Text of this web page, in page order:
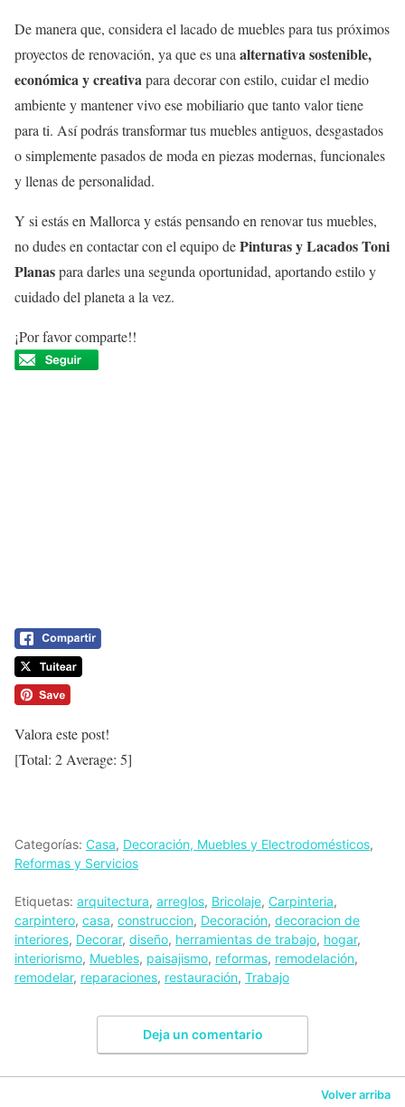
De manera que, considera el lacado de muebles para tus próximos
proyectos de renovación, ya que es una alternativa sostenible,
económica y creativapara decorar con estilo, cuidar el medio
ambiente y mantener vivo ese mobiliario que tanto valor tiene
para ti. Así podrás transformar tus muebles antiguos, desgastados
o simplemente pasados de moda en piezas modernas, funcionales
y llenas de personalidad.
Y si estás en Mallorca y estás pensando en renovar tus muebles,
no dudes en contactar con el equipo dePinturas y Lacados Toni
Planaspara darles una segunda oportunidad, aportando estilo y
cuidado del planeta a la vez.
¡Por favor comparte!!
Valora este post!
[Total: 2Average: 5]
Categorías: Casa, Decoración, Muebles y Electrodomésticos,
Reformas y Servicios
Etiquetas: arquitectura, arreglos, Bricolaje, Carpinteria,
carpintero, casa, construccion, Decoración, decoracion de
interiores, Decorar, diseño, herramientas de trabajo, hogar,
interiorismo, Muebles, paisajismo, reformas, remodelación,
remodelar, reparaciones, restauración, Trabajo
Deja un comentario
Volver arriba